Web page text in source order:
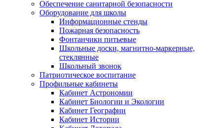
Обеспечение санитарной безопасности
Оборудование для школы
Информационные стенды
Пожарная безопасность
Фонтанчики питьевые
Школьные доски, магнитно-маркерные,
стеклянные
Школьный звонок
Патриотическое воспитание
Профильные кабинеты
Кабинет Астрономии
Кабинет Биологии и Экологии
Кабинет Географии
Кабинет Истории